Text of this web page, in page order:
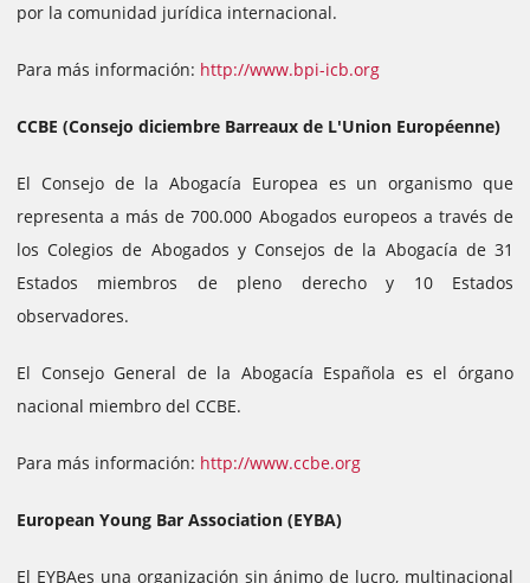
por la comunidad jurídica internacional.
Para más información: http://www.bpi-icb.org
CCBE (Consejo diciembre Barreaux de L'Union Européenne)
El Consejo de la Abogacía Europea es un organismo que
representa a más de 700.000 Abogados europeos a través de
los Colegios de Abogados y Consejos de la Abogacía de 31
Estados miembros de pleno derecho y 10 Estados
observadores.
El Consejo General de la Abogacía Española es el órgano
nacional miembro del CCBE.
Para más información: http://www.ccbe.org
European Young Bar Association (EYBA)
El EYBAes una organización sin ánimo de lucro, multinacional